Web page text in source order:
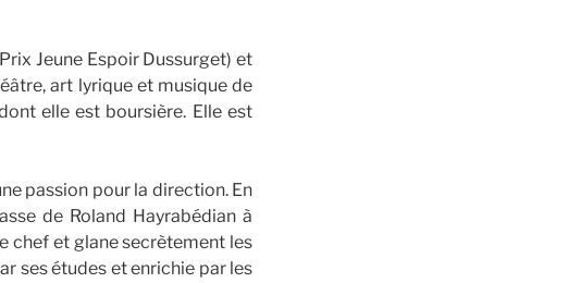
Jeune Espoir Dussurget) et
art lyrique et musique de
elle est boursière. Elle est
passion pour la direction. En
de Roland Hayrabédian à
chef et glane secrètement les
ses études et enrichie par les